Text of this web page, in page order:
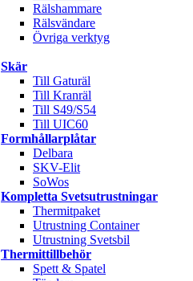
Rälshammare
Rälsvändare
Övriga verktyg
Skär
Till Gaturäl
Till Kranräl
Till S49/S54
Till UIC60
Formhållarplåtar
Delbara
SKV-Elit
SoWos
Kompletta Svetsutrustningar
Thermitpaket
Utrustning Container
Utrustning Svetsbil
Thermittillbehör
Spett & Spatel